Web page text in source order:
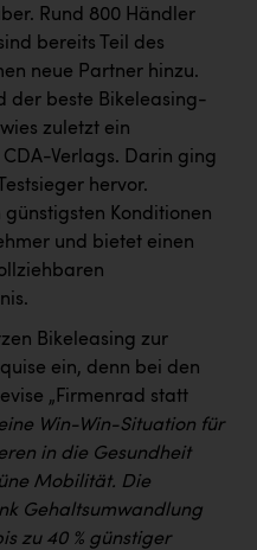
Rund 800 Händler
bereits Teil des
neue Partner hinzu.
der beste Bikeleasing-
zuletzt ein
Verlags. Darin ging
hervor.
Konditionen
und bietet einen
Bikeleasing zur
ein, denn bei den
„Firmenrad statt
Win-Win-Situation für
in die Gesundheit
Mobilität. Die
Gehaltsumwandlung
zu 40 % günstiger